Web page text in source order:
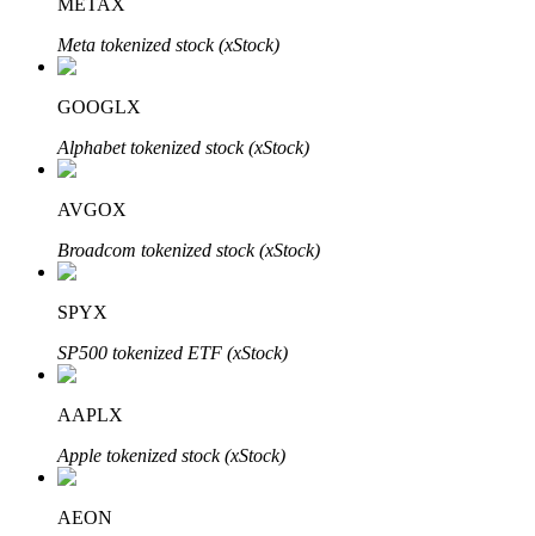
Изучите стейкинг
Узнайте о пассивном доходе
METAX
Meta tokenized stock (xStock)
GOOGLX
Alphabet tokenized stock (xStock)
AVGOX
Broadcom tokenized stock (xStock)
SPYX
SP500 tokenized ETF (xStock)
AAPLX
Apple tokenized stock (xStock)
AEON